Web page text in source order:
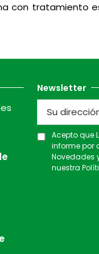
con tratamiento
Newsletter
Acepto que
informe por
Novedades
nuestra